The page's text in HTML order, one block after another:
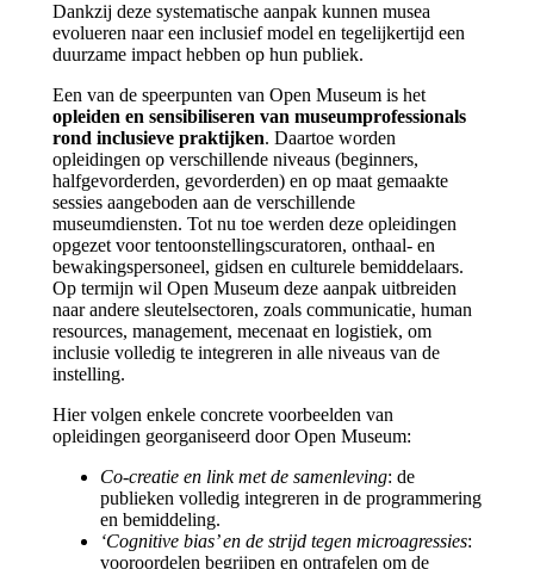
Dankzij deze systematische aanpak kunnen musea
evolueren naar een inclusief model en tegelijkertijd een
duurzame impact hebben op hun publiek.
Een van de speerpunten van Open Museum is het
opleiden en sensibiliseren van museumprofessionals
rond inclusieve praktijken. Daartoe worden
opleidingen op verschillende niveaus (beginners,
halfgevorderden, gevorderden) en op maat gemaakte
sessies aangeboden aan de verschillende
museumdiensten. Tot nu toe werden deze opleidingen
opgezet voor tentoonstellingscuratoren, onthaal- en
bewakingspersoneel, gidsen en culturele bemiddelaars.
Op termijn wil Open Museum deze aanpak uitbreiden
naar andere sleutelsectoren, zoals communicatie, human
resources, management, mecenaat en logistiek, om
inclusie volledig te integreren in alle niveaus van de
instelling.
Hier volgen enkele concrete voorbeelden van
opleidingen georganiseerd door Open Museum:
Co-creatie en link met de samenleving: de
publieken volledig integreren in de programmering
en bemiddeling.
‘Cognitive bias’ en de strijd tegen microagressies:
vooroordelen begrijpen en ontrafelen om de